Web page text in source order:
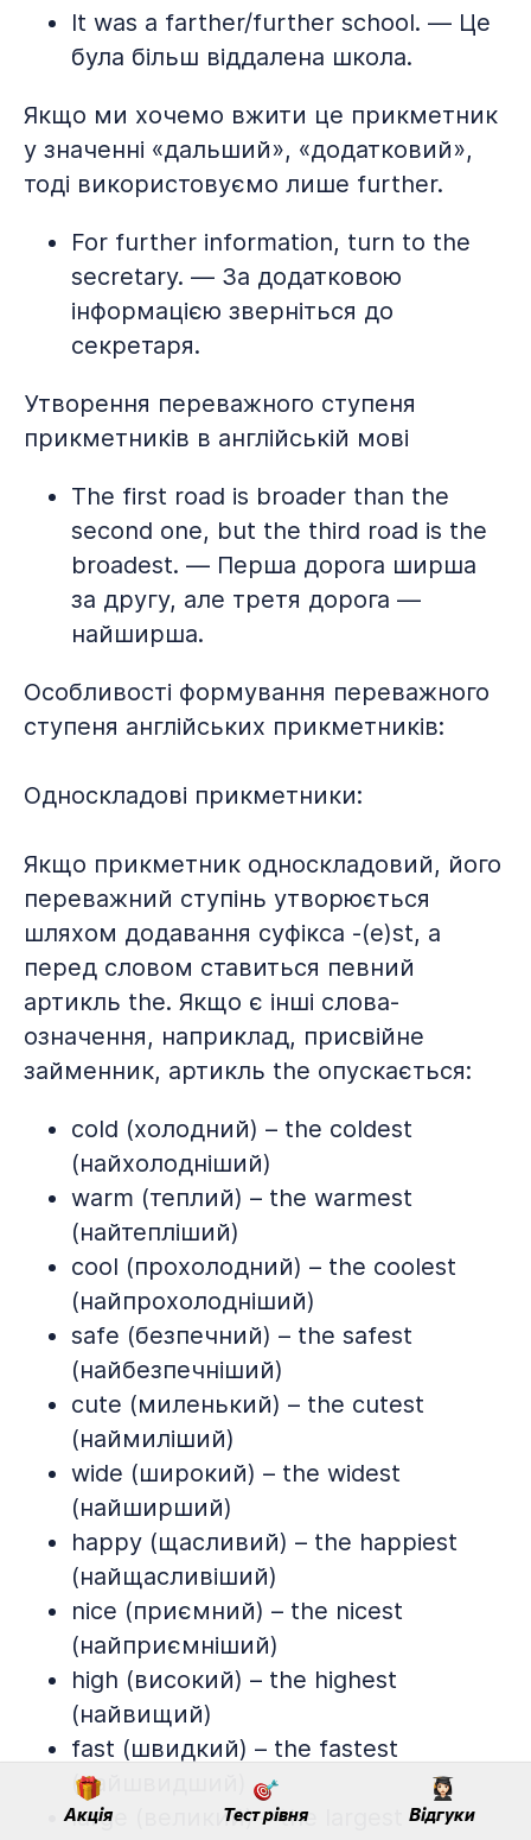
Акція Тест рівня Відгуки
It was a farther/further school. — Це
була більш віддалена школа.
Якщо ми хочемо вжити це прикметник
у значенні «дальший», «додатковий»,
тоді використовуємо лише further.
For further information, turn to the
secretary. — За додатковою
інформацією зверніться до
секретаря.
Утворення переважного ступеня
прикметників в англійській мові
The first road is broader than the
second one, but the third road is the
broadest. — Перша дорога ширша
за другу, але третя дорога —
найширша.
Особливості формування переважного
ступеня англійських прикметників:
Односкладові прикметники:
Якщо прикметник односкладовий, його
переважний ступінь утворюється
шляхом додавання суфікса -(e)st, а
перед словом ставиться певний
артикль the. Якщо є інші слова-
означення, наприклад, присвійне
займенник, артикль the опускається:
cold (холодний) – the coldest
(найхолодніший)
warm (теплий) – the warmest
(найтепліший)
cool (прохолодний) – the coolest
(найпрохолодніший)
safe (безпечний) – the safest
(найбезпечніший)
cute (миленький) – the cutest
(наймиліший)
wide (широкий) – the widest
(найширший)
happy (щасливий) – the happiest
(найщасливіший)
nice (приємний) – the nicest
(найприємніший)
high (високий) – the highest
(найвищий)
fast (швидкий) – the fastest
(найшвидший)
large (великий) – the largest